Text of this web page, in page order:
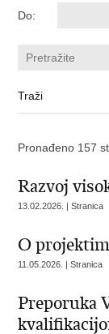
Do:
Pronađeno 157
Razvoj
13.02.2026. | Stranica
O
11.05.2026. | Stranica
Preporuka